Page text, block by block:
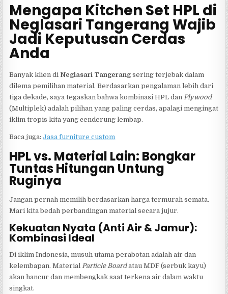
Mengapa Kitchen Set HPL di
Neglasari Tangerang Wajib
Jadi Keputusan Cerdas
Anda
Banyak klien di Neglasari Tangerang sering terjebak dalam
dilema pemilihan material. Berdasarkan pengalaman lebih dari
tiga dekade, saya tegaskan bahwa kombinasi HPL danPlywood
(Multiplek) adalah pilihan yang paling cerdas, apalagi mengingat
iklim tropis kita yang cenderung lembap.
Baca juga:Jasa furniture custom
HPL vs. Material Lain: Bongkar
Tuntas Hitungan Untung
Ruginya
Jangan pernah memilih berdasarkan harga termurah semata.
Mari kita bedah perbandingan material secara jujur.
Kekuatan Nyata (Anti Air & Jamur):
Kombinasi Ideal
Di iklim Indonesia, musuh utama perabotan adalah air dan
kelembapan. Material Particle Boardatau MDF (serbuk kayu)
akan hancur dan membengkak saat terkena air dalam waktu
singkat.